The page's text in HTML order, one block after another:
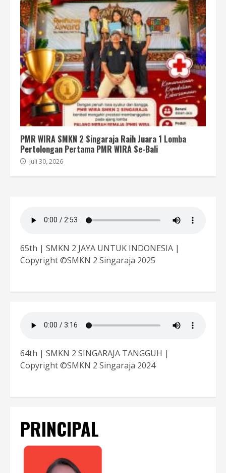
PMR WIRA SMKN 2 Singaraja Raih Juara 1 Lomba
Pertolongan Pertama PMR WIRA Se-Bali
Juli 30, 2026
65th | SMKN 2 JAYA UNTUK INDONESIA |
Copyright ©SMKN 2 Singaraja 2025
64th | SMKN 2 SINGARAJA TANGGUH |
Copyright ©SMKN 2 Singaraja 2024
PRINCIPAL